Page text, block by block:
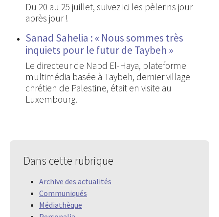
Du 20 au 25 juillet, suivez ici les pèlerins jour
après jour !
Sanad Sahelia : « Nous sommes très
inquiets pour le futur de Taybeh »
Le directeur de Nabd El-Haya, plateforme
multimédia basée à Taybeh, dernier village
chrétien de Palestine, était en visite au
Luxembourg.
Dans cette rubrique
Archive des actualités
Communiqués
Médiathèque